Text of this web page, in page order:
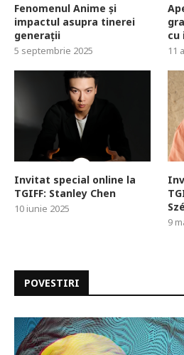
Fenomenul Anime și
impactul asupra tinerei
generații
5 septembrie 2025
cu
11
Invitat special online la
TGIFF: Stanley Chen
10 iunie 2025
9
POVESTIRI